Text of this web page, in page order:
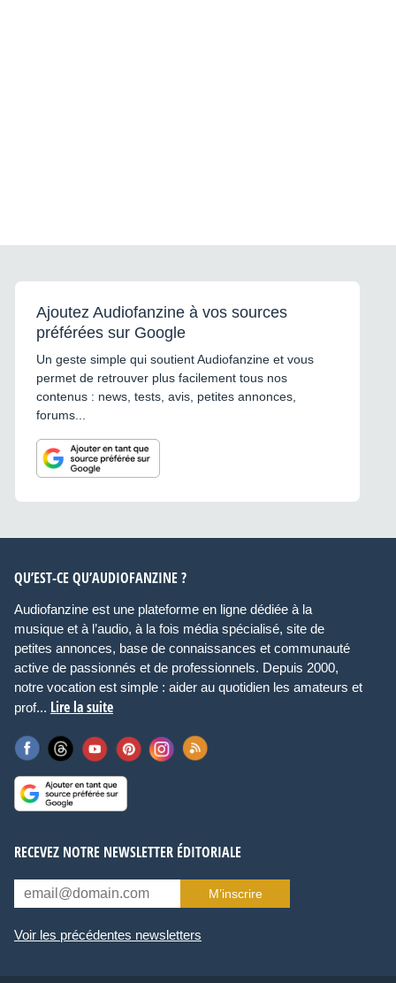
Ajoutez Audiofanzine à vos sources
préférées sur Google
Un geste simple qui soutient Audiofanzine et vous
permet de retrouver plus facilement tous nos
contenus : news, tests, avis, petites annonces,
forums...
QU’EST-CE QU’AUDIOFANZINE ?
Audiofanzine est une plateforme en ligne dédiée à la
musique et à l’audio, à la fois média spécialisé, site de
petites annonces, base de connaissances et communauté
active de passionnés et de professionnels. Depuis 2000,
notre vocation est simple : aider au quotidien les amateurs et
prof... Lire la suite
RECEVEZ NOTRE NEWSLETTER ÉDITORIALE
M’inscrire
Voir les précédentes newsletters